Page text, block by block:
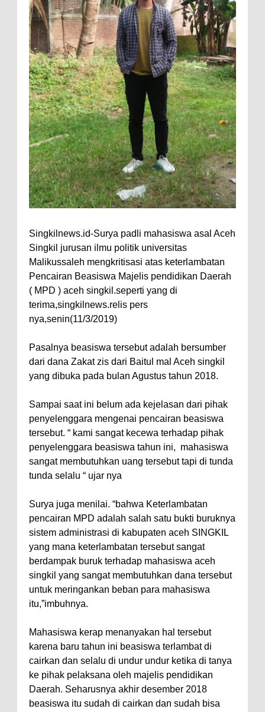
Singkilnews.id-Surya padli mahasiswa asal Aceh
Singkil jurusan ilmu politik universitas
Malikussaleh mengkritisasi atas keterlambatan
Pencairan Beasiswa Majelis pendidikan Daerah
( MPD ) aceh singkil.seperti yang di
terima,singkilnews.relis pers
nya,senin(11/3/2019)
Pasalnya beasiswa tersebut adalah bersumber
dari dana Zakat zis dari Baitul mal Aceh singkil
yang dibuka pada bulan Agustus tahun 2018.
Sampai saat ini belum ada kejelasan dari pihak
penyelenggara mengenai pencairan beasiswa
tersebut. “ kami sangat kecewa terhadap pihak
penyelenggara beasiswa tahun ini, mahasiswa
sangat membutuhkan uang tersebut tapi di tunda
tunda selalu “ ujar nya
Surya juga menilai. “bahwa Keterlambatan
pencairan MPD adalah salah satu bukti buruknya
sistem administrasi di kabupaten aceh SINGKIL
yang mana keterlambatan tersebut sangat
berdampak buruk terhadap mahasiswa aceh
singkil yang sangat membutuhkan dana tersebut
untuk meringankan beban para mahasiswa
itu,”imbuhnya.
Mahasiswa kerap menanyakan hal tersebut
karena baru tahun ini beasiswa terlambat di
cairkan dan selalu di undur undur ketika di tanya
ke pihak pelaksana oleh majelis pendidikan
Daerah. Seharusnya akhir desember 2018
beasiswa itu sudah di cairkan dan sudah bisa